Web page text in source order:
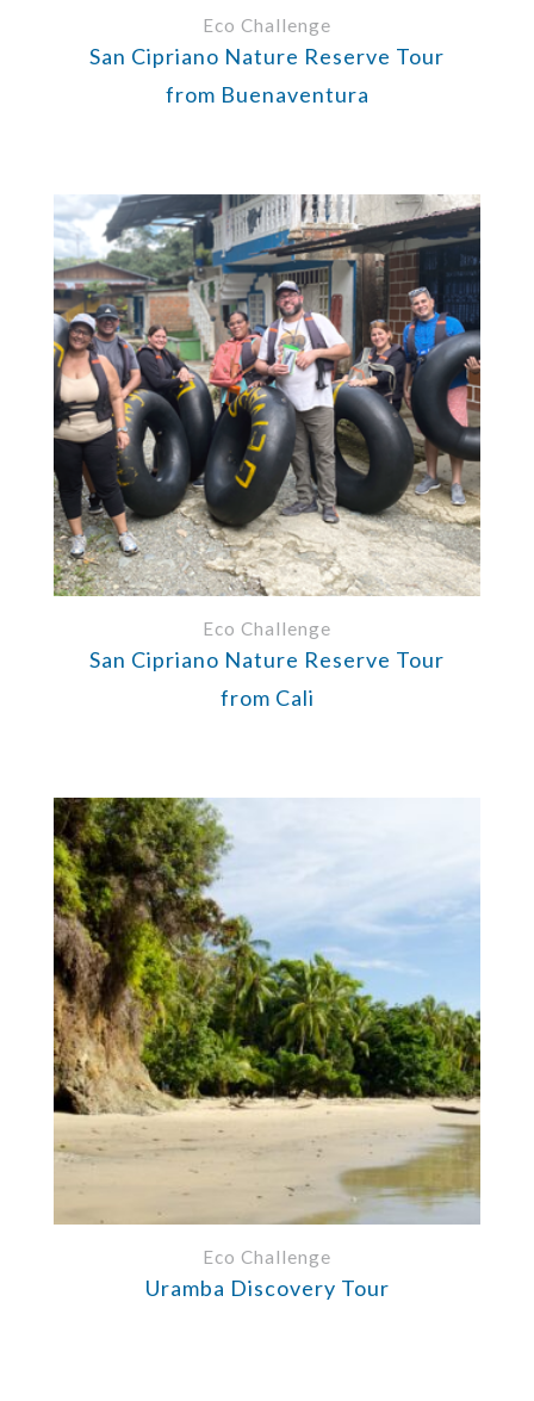
Eco Challenge
San Cipriano Nature Reserve Tour
from Buenaventura
Eco Challenge
San Cipriano Nature Reserve Tour
from Cali
Eco Challenge
Uramba Discovery Tour